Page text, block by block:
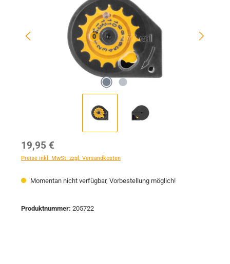
Regulärer Preis:
19,95 €
Preise inkl. MwSt. zzgl. Versandkosten
Momentan nicht verfügbar, Vorbestellung möglich!
Produktnummer: 205722